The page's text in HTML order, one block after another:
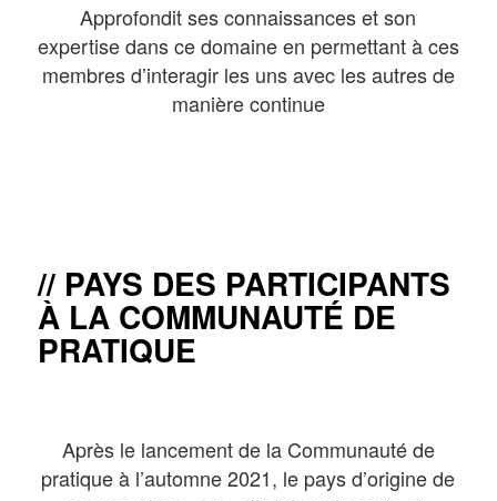
Approfondit ses connaissances et son
expertise dans ce domaine en permettant à ces
membres d’interagir les uns avec les autres de
manière continue
PAYS DES PARTICIPANTS
À LA COMMUNAUTÉ DE
PRATIQUE
Après le lancement de la Communauté de
pratique à l’automne 2021, le pays d’origine de